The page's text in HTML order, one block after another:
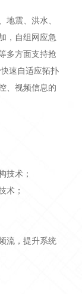
地震、洪水、
，自组网应急
多方面支持抢
速自适应拓扑
、视频信息的
技术；
术；
流，提升系统